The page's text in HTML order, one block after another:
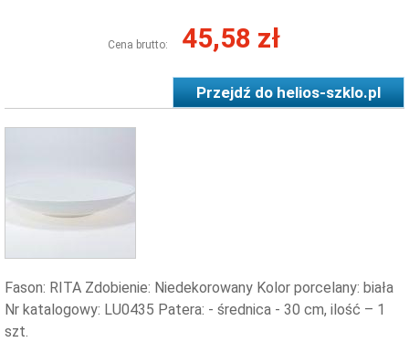
Cena brutto: 45,58 zł
Przejdź dohelios-szklo.pl
Fason: RITA Zdobienie: Niedekorowany Kolor porcelany: biała
Nr katalogowy: LU0435 Patera: - średnica - 30 cm, ilość – 1
szt.